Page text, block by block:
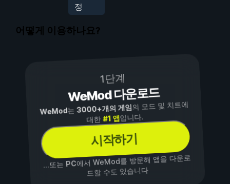
정
어떻게 이용하나요?
1단계
WeMod 다운로드
WeMod는3000+개의 게임의 모드 및 치트에
대한#1 앱입니다.
시작하기
...또는PC에서 WeMod를 방문해 앱을 다운로
드할 수도 있습니다